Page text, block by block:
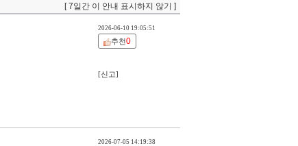
[ 7일간 이 안내 표시하지 않기 ]
2026-06-10 19:05:51
추천0
[신고]
2026-07-05 14:19:38